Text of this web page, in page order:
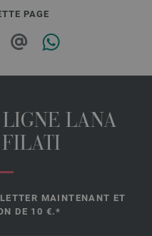
PAGE
LANA
FILATI
MAINTENANT ET
DE 10 €.*